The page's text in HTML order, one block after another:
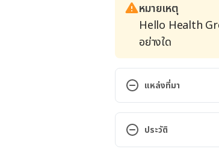
หมายเหตุ
Hello Health
อย่างใด
แหล่งที่มา
Remedies for Oily
treatments/
ประวัติ